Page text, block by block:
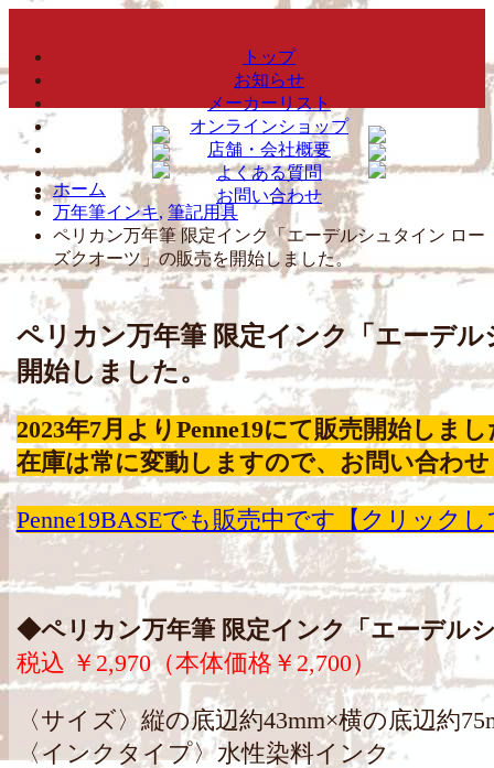
トップ
お知らせ
メーカーリスト
オンラインショップ
店舗・会社概要
よくある質問
お問い合わせ
ホーム
万年筆インキ, 筆記用具
ペリカン万年筆 限定インク「エーデルシュタイン ロー
ズクオーツ」の販売を開始しました。
ペリカン万年筆 限定インク「エーデ
開始しました。
2023年7月よりPenne19にて販売開始しま
在庫は常に変動しますので、お問い合わ
Penne19BASEでも販売中です【クリック
◆ペリカン万年筆 限定インク「エーデル
税込 ￥2,970（本体価格￥2,700）
〈サイズ〉縦の底辺約43mm×横の底辺約
〈インクタイプ〉水性染料インク